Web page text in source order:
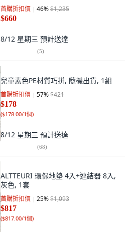
首購折扣價 46%$1,235
$660
8/12 星期三 預計送達
(5)
兒童素色PE材質巧拼, 隨機出貨, 1組
首購折扣價 57%$421
$178
($178.00/1個)
8/12 星期三 預計送達
(68)
ALTTEURI 環保地墊 4入+連結器 8入,
灰色, 1套
首購折扣價 25%$1,093
$817
($817.00/1個)